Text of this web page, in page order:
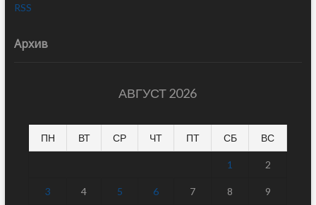
RSS
Архив
АВГУСТ 2026
ПН ВТ СР ЧТ ПТ СБ ВС
1 2
3 4 5 6 7 8 9